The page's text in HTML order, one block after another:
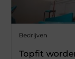
Bedrijven
Topfit